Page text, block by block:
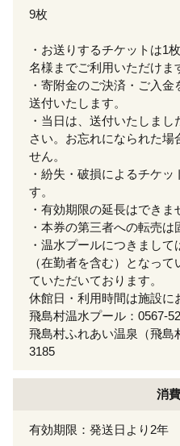
9枚
・お送りするチケットは1
名様までご利用いただけま
・寄附金のご決済・ご入
送付いたします。
・当日は、送付いたしま
さい。お忘れになられた場
せん。
・紛失・破損によるチケ
す。
・有効期限の延長はできま
・本券の第三者への転売は
・温水プールにつきまし
（在勤者を含む）となっ
ていただいております。
休館日・利用時間は施設に
飛島村温水プール：0567-
飛島村ふれあい温泉（飛島
3185
消
有効期限：発送日より2年